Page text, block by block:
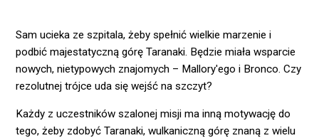
Sam ucieka ze szpitala, żeby spełnić wielkie marzenie i
podbić majestatyczną górę Taranaki. Będzie miała wsparcie
nowych, nietypowych znajomych – Mallory'ego i Bronco. Czy
rezolutnej trójce uda się wejść na szczyt?
Każdy z uczestników szalonej misji ma inną motywację do
tego, żeby zdobyć Taranaki, wulkaniczną górę znaną z wielu